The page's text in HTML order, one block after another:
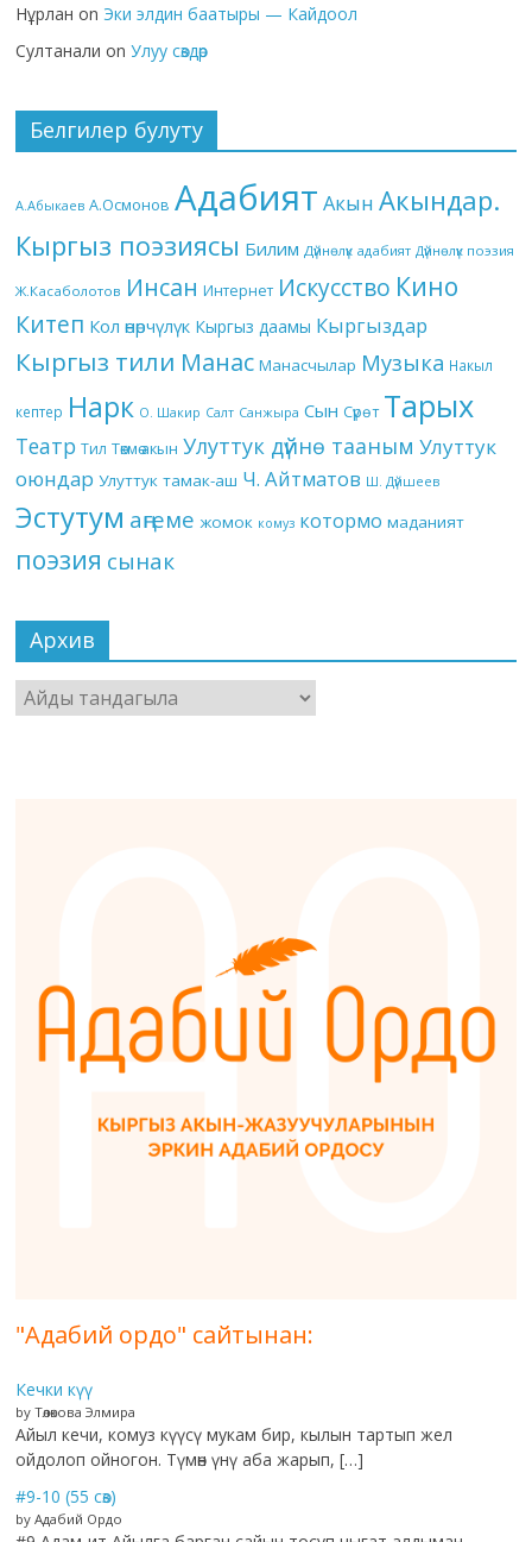
Нұрлан on Эки элдин баатыры — Кайдоол
Султанали onУлуу сөздөр
Белгилер булуту
А.Абыкаев А.Осмонов Адабият Акын Акындар.
Кыргыз поэзиясы Билим Дүйнөлүк адабият Дүйнөлүк поэзия
Ж.Касаболотов Инсан Интернет Искусство Кино
Китеп Кол өнөрчүлүк Кыргыз даамы Кыргыздар
Кыргыз тили Манас Манасчылар Музыка Накыл
кептер Нарк О. Шакир Салт Санжыра Сын Сүрөт Тарых
Театр Тил Төкмө акын Улуттук дүйнө тааным Улуттук
оюндар Улуттук тамак-аш Ч. Айтматов Ш. Дүйшеев
Эстутум аңгеме жомок комуз котормо маданият
поэзия сынак
Архив
Архив
"Адабий ордо" сайтынан:
Кечки күү
by Төлөкова Элмира
Айыл кечи, комуз күүсү мукам бир, кылын тартып жел
ойдолоп ойногон. Түмөн үнү аба жарып, […]
#9-10 (55 сөз)
by Адабий Ордо